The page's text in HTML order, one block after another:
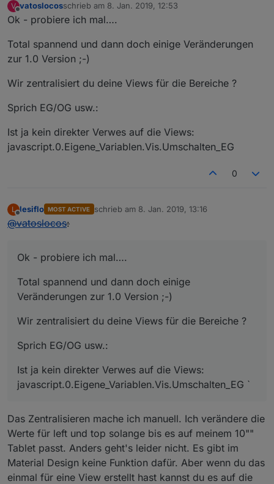
V
Offline
vatoslocosschrieb am 8. Jan. 2019, 12:53
zuletzt editiert von
Ok - probiere ich mal….
Total spannend und dann doch einige Veränderungen
zur 1.0 Version ;-)
Wir zentralisiert du deine Views für die Bereiche ?
Sprich EG/OG usw.:
Ist ja kein direkter Verwes auf die Views:
javascript.0.Eigene_Variablen.Vis.Umschalten_EG
0
L
Offline
lesiflo MOST ACTIVE schrieb am 8. Jan. 2019, 13:16
zuletzt editiert von
@vatoslocos:
Ok - probiere ich mal….
Total spannend und dann doch einige
Veränderungen zur 1.0 Version ;-)
Wir zentralisiert du deine Views für die Bereiche ?
Sprich EG/OG usw.:
Ist ja kein direkter Verwes auf die Views:
javascript.0.Eigene_Variablen.Vis.Umschalten_EG `
Das Zentralisieren mache ich manuell. Ich verändere die
Werte für left und top solange bis es auf meinem 10""
Tablet passt. Anders geht's leider nicht. Es gibt im
Material Design keine Funktion dafür. Aber wenn du das
einmal für eine View erstellt hast kannst du es auf die